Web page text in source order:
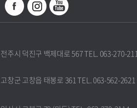
주시 덕진구 백제대로 567 TEL. 063-270-
창군 고창읍 태봉로 361 TEL. 063-562-2621